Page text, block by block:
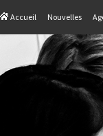
Accueil Nouvelles